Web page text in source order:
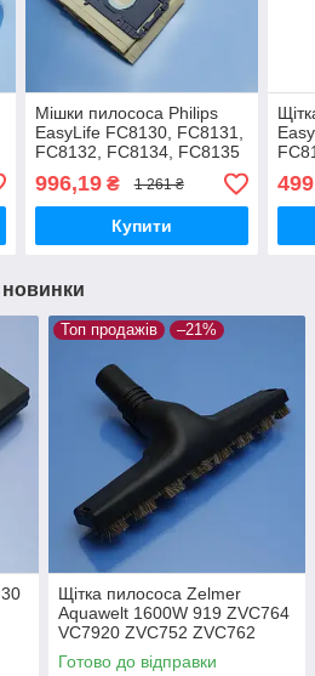
Мішки пилососа Philips
EasyLife FC8130, FC8131,
FC8132, FC8134, FC8135
одноразові паперові 15шт
996,19₴ 1 261 ₴
Купити
для
новинки
Топ продажів –21%
Щітка пилососа Zelmer
Aquawelt 1600W 919 ZVC764
VC7920 ZVC752 ZVC762
ZVC763 Aquos 829 ZVC722
Aquario 819 ZVC712 ламінат
Готово до відправки